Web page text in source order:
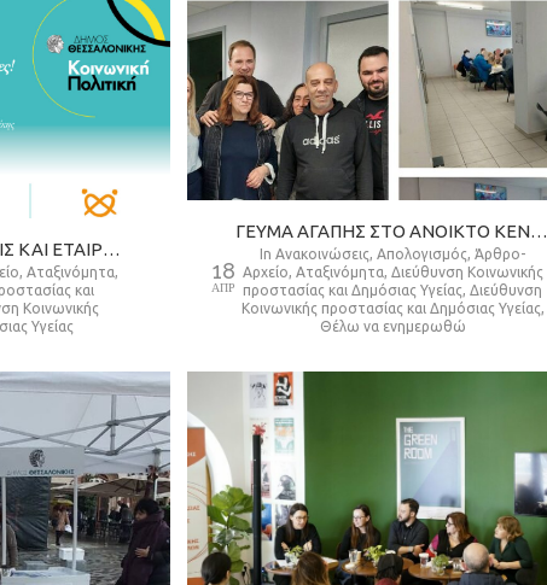
ΕΥΧΑΡΙΣΤΙΕΣ ΣΕ ΦΟΡΕΙΣ ΚΑΙ ΕΤΑΙΡΕΙΕΣ ΓΙΑ ΤΙΣ ΧΟΡΗΓΙΕΣ ΤΟΥΣ
,Αταξινόμητα,
και
Κοινωνικής
Υγείας
18
ΑΠΡ
ΓΕΎΜΑ ΑΓΆΠΗΣ ΣΤΟ ΑΝΟΙΚΤΌ ΚΈΝΤΡΟ ΗΜΈΡΑΣ ΑΣΤΈΓΩΝ ΔΉΜΟΥ ΘΕΣΣΑΛΟΝΊΚΗΣ ΓΙΑ 150 ΩΦΕΛΟΎΜΕΝΟΥΣ.
inΑνακοινώσεις,Απολογισμός,Άρθρο-
Αρχείο, Αταξινόμητα, Διεύθυνση Κοινωνικής
προστασίας και Δημόσιας Υγείας,Διεύθυνση
Κοινωνικής προστασίας και Δημόσιας Υγείας,
Θέλω να ενημερωθώ